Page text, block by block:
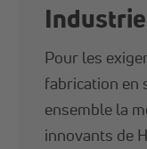
Industrie
Pour les
fabrication en
ensemble la
innovants de